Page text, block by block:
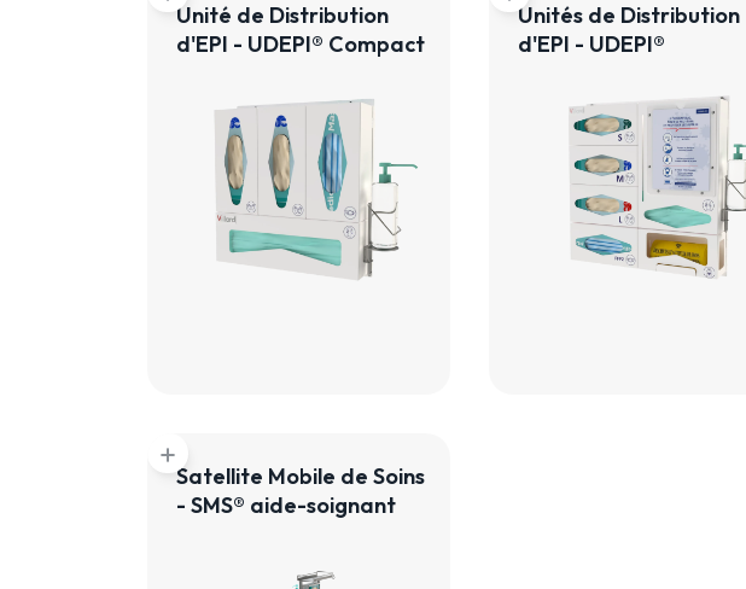
Unité de Distribution
d'EPI - UDEPI® Compact
Unités de Distribution
d'EPI - UDEPI®
Satellite Mobile de Soins
- SMS® aide-soignant
add